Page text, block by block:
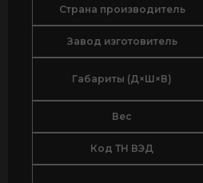
Страна производитель
Завод изготовитель
Габариты (Д×Ш×В)
Вес
Код ТН ВЭД